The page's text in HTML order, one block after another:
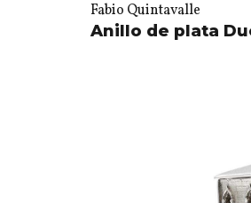
Fabio Quintavalle
Anillo de plata